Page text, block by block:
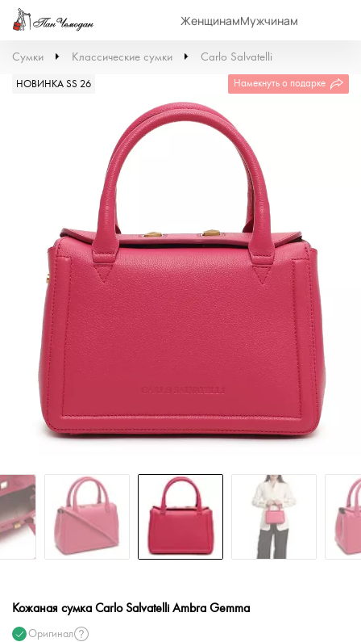
ЖенщинамМужчинам
Сумки Классические сумки Carlo Salvatelli
НОВИНКА SS 26 Намекнуть о подарке
Кожаная сумка Carlo Salvatelli Ambra Gemma
Оригинал